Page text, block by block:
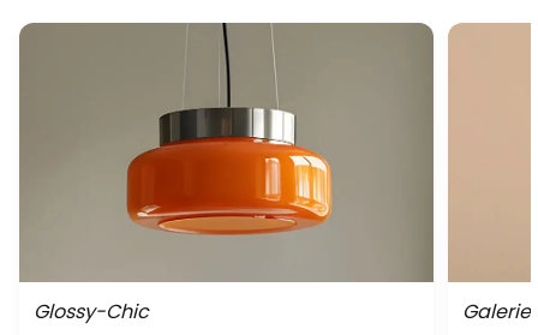
Glossy-Chic